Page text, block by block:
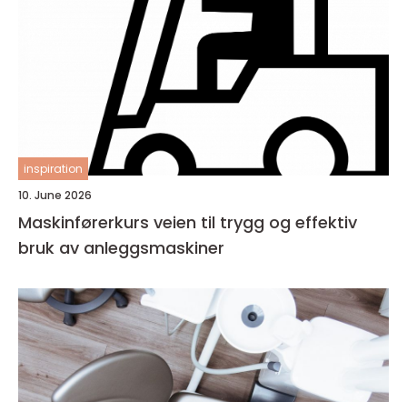
inspiration
10. June 2026
Maskinførerkurs veien til trygg og effektiv
bruk av anleggsmaskiner